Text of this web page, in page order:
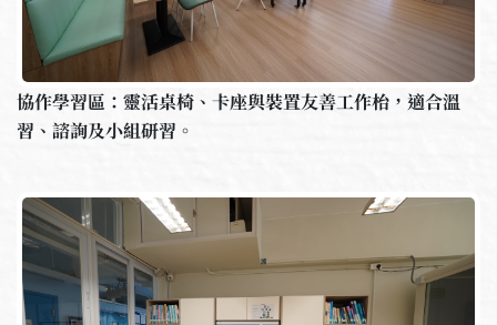
協作學習區：靈活桌椅、卡座與裝置友善工作枱，適合溫
習、諮詢及小組研習。